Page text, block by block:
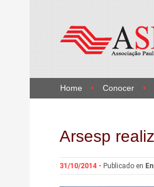
Home Conocer
Arsesp
31/10/2014 - Publicado en